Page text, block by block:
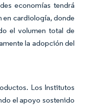
economías tendrá
en cardiología, donde
el volumen total de
la adopción del
Los Institutos
el apoyo sostenido